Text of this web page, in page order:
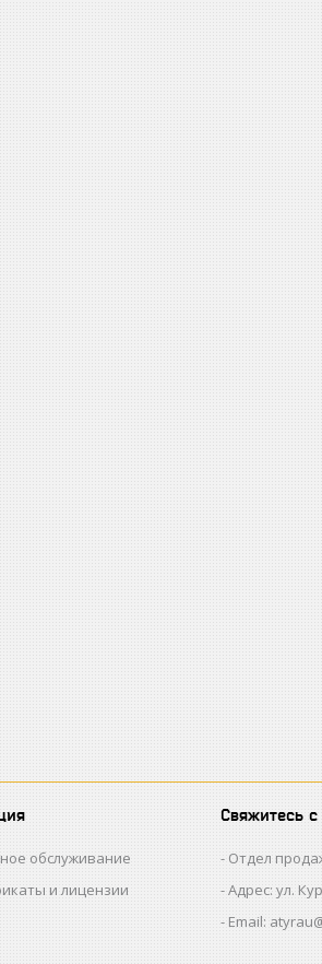
обслуживание
и лицензии
Свяжитесь
Отдел
Адрес: ул.
Email: